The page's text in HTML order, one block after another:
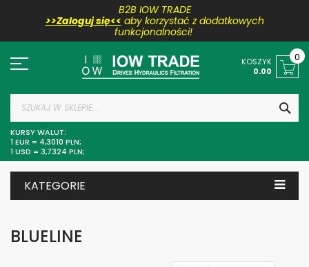
do
treści
B2B IOW TRADE
>>Zaloguj się<< aby korzystać z dodatkowych
funkcjonalności!
KURSY WALUT:
1 EUR = 4,3010 PLN;
1 USD = 3,7324 PLN;
KOSZYK
0.00
0
KATEGORIE
BLUELINE